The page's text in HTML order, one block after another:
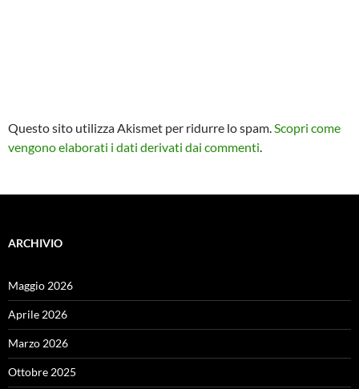
Questo sito utilizza Akismet per ridurre lo spam.Scopri come
vengono elaborati i dati derivati dai commenti.
ARCHIVIO
Maggio 2026
Aprile 2026
Marzo 2026
Ottobre 2025